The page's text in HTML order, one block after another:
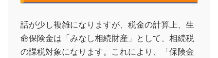
話が少し複雑になりますが、税金の計算上、生
命保険金は「みなし相続財産」として、相続税
の課税対象になります。これにより、「保険金